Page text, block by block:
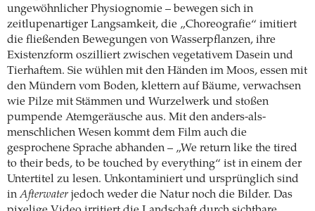
ungewöhnlicher Physiognomie – bewegen sich in
zeitlupenartiger Langsamkeit, die „Choreografie“ imitiert
die fließenden Bewegungen von Wasserpflanzen, ihre
Existenzform oszilliert zwischen vegetativem Dasein und
Tierhaftem. Sie wühlen mit den Händen im Moos, essen mit
den Mündern vom Boden, klettern auf Bäume, verwachsen
wie Pilze mit Stämmen und Wurzelwerk und stoßen
pumpende Atemgeräusche aus. Mit den anders-als-
menschlichen Wesen kommt dem Film auch die
gesprochene Sprache abhanden – „We return like the tired
to their beds, to be touched by everything“ ist in einem der
Untertitel zu lesen. Unkontaminiert und ursprünglich sind
inAfterwater jedoch weder die Natur noch die Bilder. Das